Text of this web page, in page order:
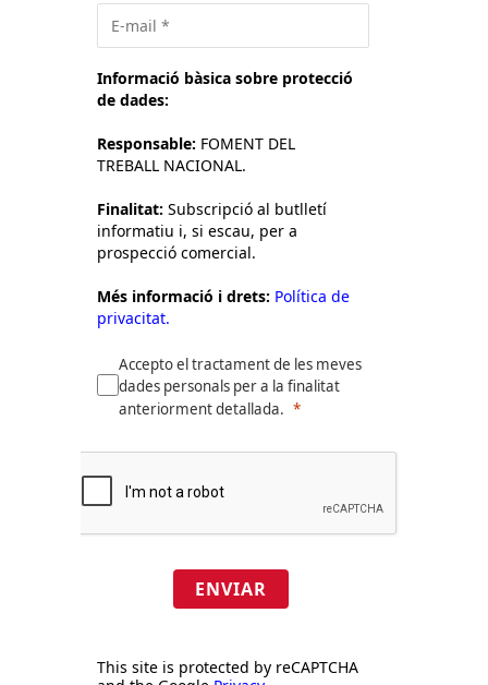
Informació bàsica sobre protecció
de dades:
Responsable: FOMENT DEL
TREBALL NACIONAL.
Finalitat: Subscripció al butlletí
informatiu i, si escau, per a
prospecció comercial.
Més informació i drets: Política de
privacitat.
Accepto el tractament de les meves
dades personals per a la finalitat
anteriorment detallada.
ENVIAR
This site is protected by reCAPTCHA